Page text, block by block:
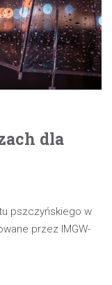
dla
pszczyńskiego w
przez IMGW-